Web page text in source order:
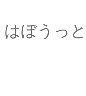
できれ
はぼうっ